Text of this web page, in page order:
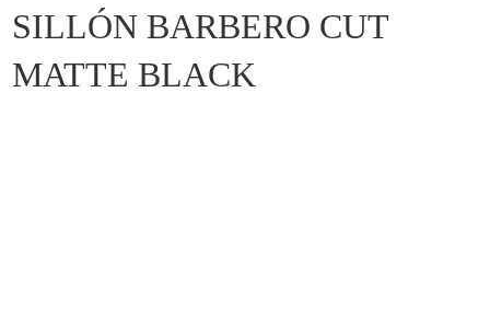
SILLÓN BARBERO CUT
MATTE BLACK